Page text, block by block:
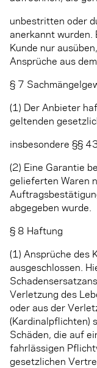
unbestritten oder
anerkannt wurden.
Kunde nur
Ansprüche aus
§ 7
(1) Der Anbieter
geltenden
insbesondere §§
(2) Eine Garantie
gelieferten Waren
abgegeben wurde.
§ 8 Haftung
(1) Ansprüche des
ausgeschlossen.
Verletzung des
oder aus der
(Kardinalpflichten)
Schäden, die auf
fahrlässigen
gesetzlichen